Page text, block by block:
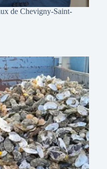
de Chevigny-Saint-